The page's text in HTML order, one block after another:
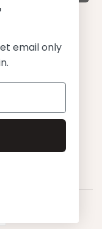
email only